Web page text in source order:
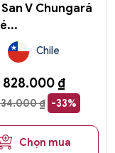
V Chungará
Chile
₫ -33%
828.000 ₫
Chọn mua